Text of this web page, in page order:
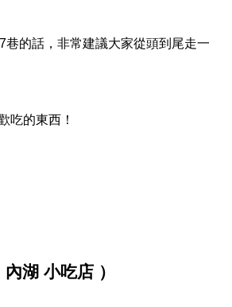
巷的話，非常建議大家從頭到尾走一
吃的東西！
湖 小吃店 ）